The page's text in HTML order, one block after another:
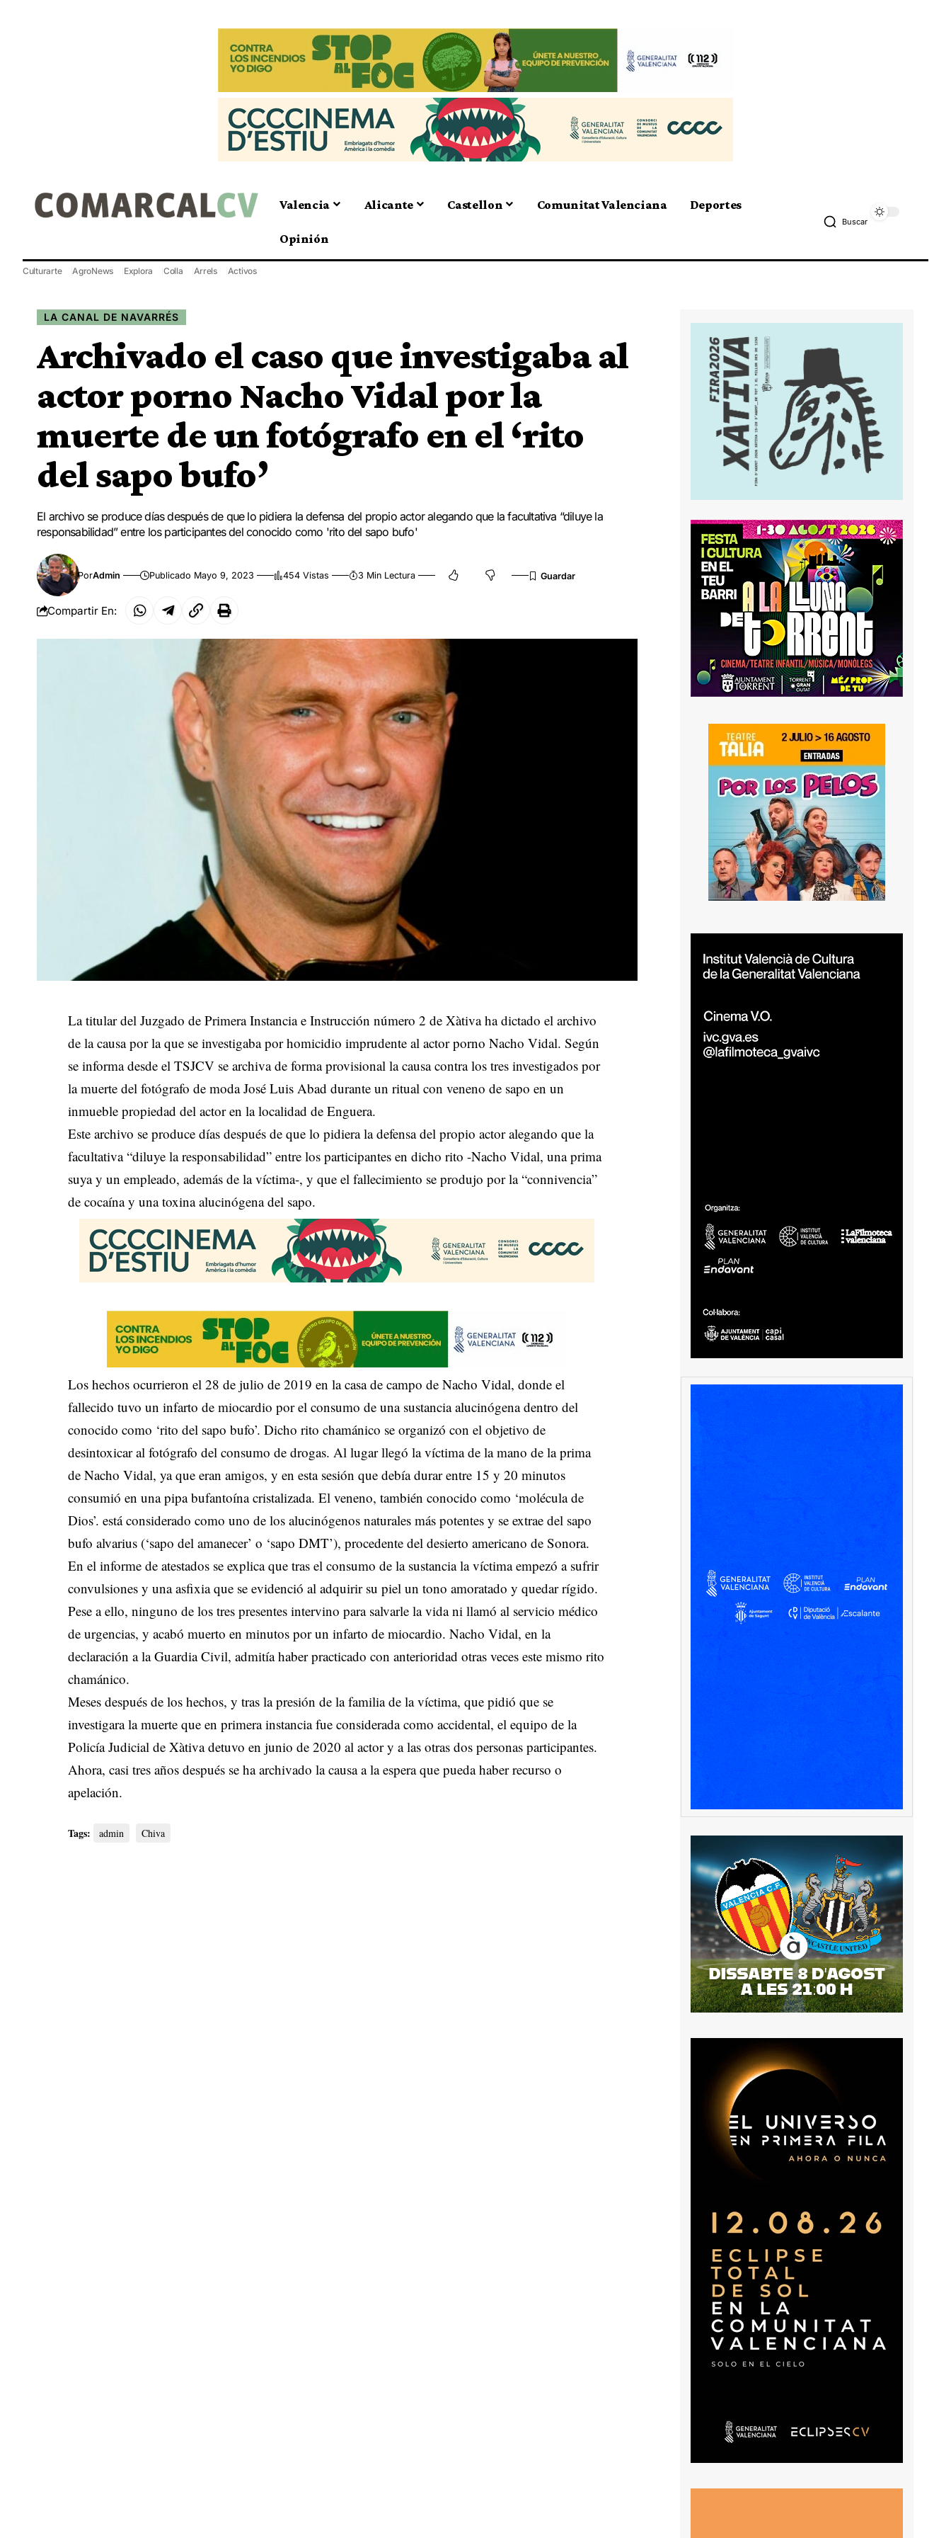
Valencia Alicante Castellon Comunitat Valenciana Deportes
Opinión
Buscar
Culturarte AgroNews Explora Colla Arrels Activos
LA CANAL DE NAVARRÉS
Archivado el caso que investigaba al
actor porno Nacho Vidal por la
muerte de un fotógrafo en el ‘rito
del sapo bufo’
El archivo se produce días después de que lo pidiera la defensa del propio actor alegando que la facultativa “diluye la
responsabilidad” entre los participantes del conocido como 'rito del sapo bufo'
PorAdmin Publicado Mayo 9, 2023 454 Vistas 3 Min Lectura
Compartir En:
La titular del Juzgado de Primera Instancia e Instrucción número 2 de Xàtiva ha dictado el archivo
de la causa por la que se investigaba por homicidio imprudente al actor porno Nacho Vidal. Según
se informa desde el TSJCV se archiva de forma provisional la causa contra los tres investigados por
la muerte del fotógrafo de moda José Luis Abad durante un ritual con veneno de sapo en un
inmueble propiedad del actor en la localidad de Enguera.
Este archivo se produce días después de que lo pidiera la defensa del propio actor alegando que la
facultativa “diluye la responsabilidad” entre los participantes en dicho rito -Nacho Vidal, una prima
suya y un empleado, además de la víctima-, y que el fallecimiento se produjo por la “connivencia”
de cocaína y una toxina alucinógena del sapo.
Los hechos ocurrieron el 28 de julio de 2019 en la casa de campo de Nacho Vidal, donde el
fallecido tuvo un infarto de miocardio por el consumo de una sustancia alucinógena dentro del
conocido como ‘rito del sapo bufo’. Dicho rito chamánico se organizó con el objetivo de
desintoxicar al fotógrafo del consumo de drogas. Al lugar llegó la víctima de la mano de la prima
de Nacho Vidal, ya que eran amigos, y en esta sesión que debía durar entre 15 y 20 minutos
consumió en una pipa bufantoína cristalizada. El veneno, también conocido como ‘molécula de
Dios’. está considerado como uno de los alucinógenos naturales más potentes y se extrae del sapo
bufo alvarius (‘sapo del amanecer’ o ‘sapo DMT’), procedente del desierto americano de Sonora.
En el informe de atestados se explica que tras el consumo de la sustancia la víctima empezó a sufrir
convulsiones y una asfixia que se evidenció al adquirir su piel un tono amoratado y quedar rígido.
Pese a ello, ninguno de los tres presentes intervino para salvarle la vida ni llamó al servicio médico
de urgencias, y acabó muerto en minutos por un infarto de miocardio. Nacho Vidal, en la
declaración a la Guardia Civil, admitía haber practicado con anterioridad otras veces este mismo rito
chamánico.
Meses después de los hechos, y tras la presión de la familia de la víctima, que pidió que se
investigara la muerte que en primera instancia fue considerada como accidental, el equipo de la
Policía Judicial de Xàtiva detuvo en junio de 2020 al actor y a las otras dos personas participantes.
Ahora, casi tres años después se ha archivado la causa a la espera que pueda haber recurso o
apelación.
Tags: admin Chiva